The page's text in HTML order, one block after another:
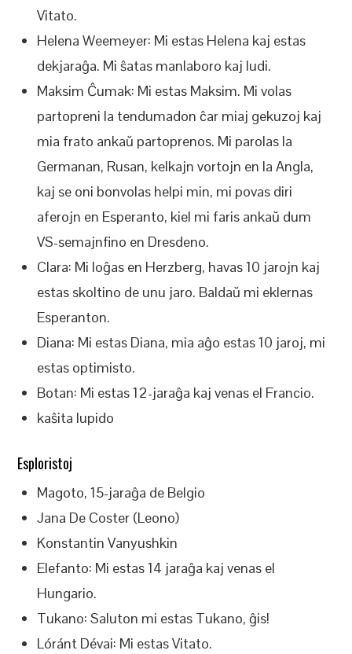
Vitato.
Helena Weemeyer: Mi estas Helena kaj estas
dekjaraĝa. Mi ŝatas manlaboro kaj ludi.
Maksim Ĉumak: Mi estas Maksim. Mi volas
partopreni la tendumadon ĉar miaj gekuzoj kaj
mia frato ankaŭ partoprenos. Mi parolas la
Germanan, Rusan, kelkajn vortojn en la Angla,
kaj se oni bonvolas helpi min, mi povas diri
aferojn en Esperanto, kiel mi faris ankaŭ dum
VS-semajnfino en Dresdeno.
Clara: Mi loĝas en Herzberg, havas 10 jarojn kaj
estas skoltino de unu jaro. Baldaŭ mi eklernas
Esperanton.
Diana: Mi estas Diana, mia aĝo estas 10 jaroj, mi
estas optimisto.
Botan: Mi estas 12-jaraĝa kaj venas el Francio.
kaŝita lupido
Esploristoj
Magoto, 15-jaraĝa de Belgio
Jana De Coster (Leono)
Konstantin Vanyushkin
Elefanto: Mi estas 14 jaraĝa kaj venas el
Hungario.
Tukano: Saluton mi estas Tukano, ĝis!
Lóránt Dévai: Mi estas Vitato.